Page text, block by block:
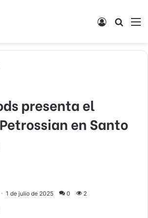
Acceso
presenta el
en Santo
1 de julio de 2025 0 2